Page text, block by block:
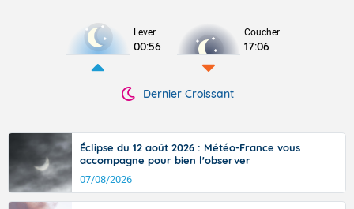
Lever
00:56
Coucher
17:06
Dernier Croissant
Éclipse du 12 août 2026 : Météo-France vous
accompagne pour bien l'observer
07/08/2026